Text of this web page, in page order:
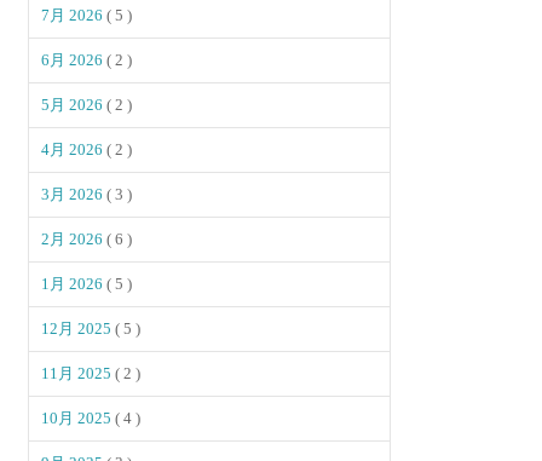
7月 2026( 5 )
6月 2026( 2 )
5月 2026( 2 )
4月 2026( 2 )
3月 2026( 3 )
2月 2026( 6 )
1月 2026( 5 )
12月 2025( 5 )
11月 2025( 2 )
10月 2025( 4 )